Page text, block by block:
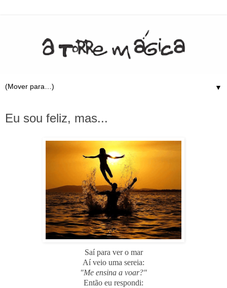
▼
Eu sou feliz, mas...
Saí para ver o mar
Aí veio uma sereia:
"Me ensina a voar?"
Então eu respondi: